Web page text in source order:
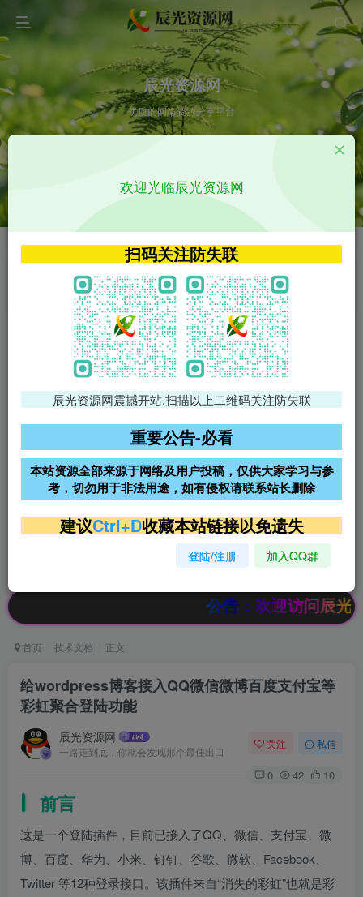
辰光资源网
优质的网络资源分享平台
VIP特权介绍 APP源码
VIP特权介绍
火
VIP特权介绍
影视源码
影视源码
免费领支付宝红包
腾讯轻量4核4G3M服务器38元/
阿里云2核2G200M服务器68元/
年
雨云高防免备案服务器
超低价文字广告位招租 超低价文字广告位招租
超低价文字广告位招租
公告：欢迎访问辰光资源网，
首页 技术文档 正文
给wordpress博客接入QQ微信微博百度支付宝等
彩虹聚合登陆功能
辰光资源网
一路走到底，你就会发现那个最佳出口
关注 私信
0 42 10
前言
这是一个登陆插件，目前已接入了QQ、微信、支付宝、微
博、百度、华为、小米、钉钉、谷歌、微软、Facebook、
Twitter 等12种登录接口。该插件来自“消失的彩虹”也就是彩
欢迎光临辰光资源网
扫码关注防失联
辰光资源网震撼开站,扫描以上二维码关注防失联
重要公告-必看
本站资源全部来源于网络及用户投稿，仅供大家学习与参
考，切勿用于非法用途，如有侵权请联系站长删除
建议Ctrl+D收藏本站链接以免遗失
登陆/注册 加入QQ群